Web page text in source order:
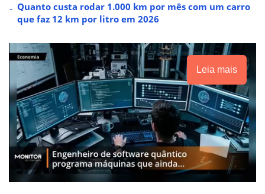
Quanto custa rodar 1.000 km por mês com um carro
que faz 12 km por litro em 2026
Leia mais